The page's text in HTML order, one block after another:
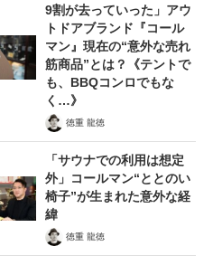
“NPB聞...
9割が去っていった」アウ
トドアブランド『コール
マン』現在の“意外な売れ
筋商品”とは？《テントで
も、BBQコンロでもな
く…》
徳重 龍徳
「サウナでの利用は想定
外」コールマン“ととのい
椅子”が生まれた意外な経
緯
徳重 龍徳